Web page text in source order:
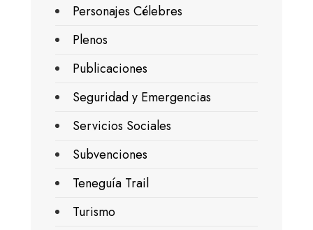
Personajes Célebres
Plenos
Publicaciones
Seguridad y Emergencias
Servicios Sociales
Subvenciones
Teneguía Trail
Turismo